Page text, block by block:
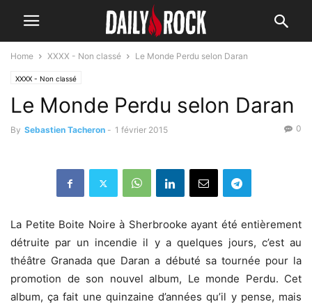
Home XXXX - Non classé Le Monde Perdu selon Daran
XXXX - Non classé
Le Monde Perdu selon Daran
By Sebastien Tacheron - 1 février 2015 0
La Petite Boite Noire à Sherbrooke ayant été entièrement
détruite par un incendie il y a quelques jours, c’est au
théâtre Granada que Daran a débuté sa tournée pour la
promotion de son nouvel album, Le monde Perdu. Cet
album, ça fait une quinzaine d’années qu’il y pense, mais